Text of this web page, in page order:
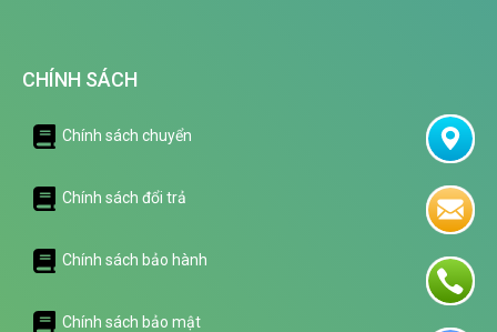
CHÍNH SÁCH
Chính sách chuyển
Chính sách đổi trả
Chính sách bảo hành
Chính sách bảo mật